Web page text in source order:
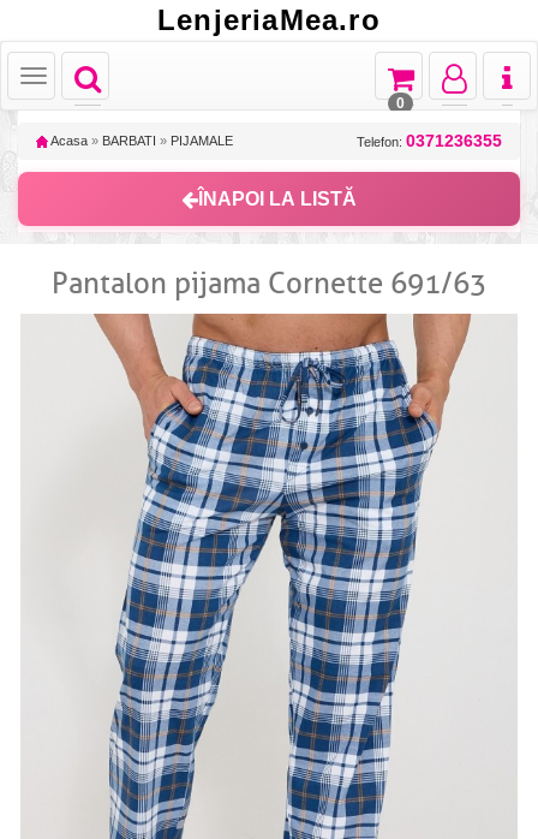
LenjeriaMea.ro
Toggle
navigation
Toggle
Toggle
navigation
Toggle
navigation
Toggle
navigation
0
Acasa » BARBATI » PIJAMALE Telefon: 0371236355
ÎNAPOI LA LISTĂ
Pantalon pijama Cornette 691/63